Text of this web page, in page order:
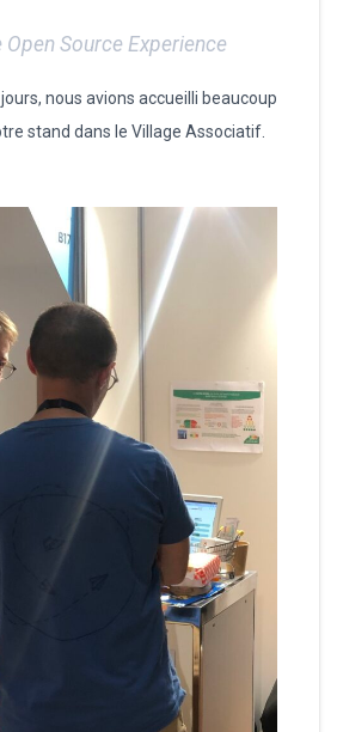
Open Source Experience
nous avions accueilli beaucoup
stand dans le Village Associatif.